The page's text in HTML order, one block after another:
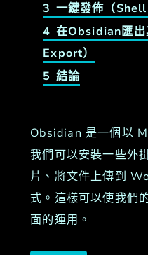
3 一鍵發佈（
4 在Obsidian匯
Export）
5 結論
Obsidian 是一個以
我們可以安裝一些外
片、將文件上傳到
式。這樣可以使我們
面的運用。